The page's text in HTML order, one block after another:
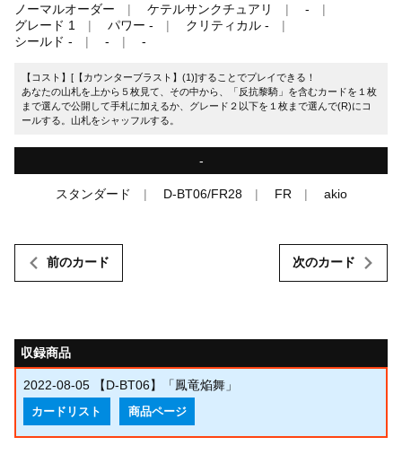
ノーマルオーダー ケテルサンクチュアリ
-
グレード 1
パワー -
クリティカル -
シールド -
- -
【コスト】[【カウンターブラスト】(1)]することでプレイできる！
あなたの山札を上から５枚見て、その中から、「反抗黎騎」を含むカードを１枚
まで選んで公開して手札に加えるか、グレード２以下を１枚まで選んで(R)にコ
ールする。山札をシャッフルする。
-
スタンダード D-BT06/FR28 FR akio
前のカード 次のカード
収録商品
2022-08-05 【D-BT06】「鳳竜焔舞」
カードリスト 商品ページ